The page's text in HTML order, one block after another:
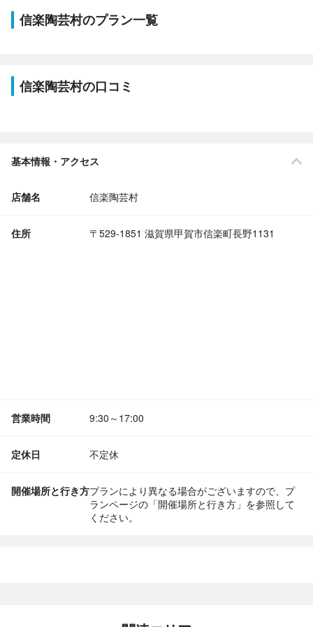
信楽陶芸村のプラン一覧
信楽陶芸村の口コミ
基本情報・アクセス
店舗名 信楽陶芸村
住所 〒529-1851 滋賀県甲賀市信楽町長野1131
営業時間 9:30～17:00
定休日 不定休
開催場所と行き方プランにより異なる場合がございますので、プ
ランページの「開催場所と行き方」を参照して
ください。